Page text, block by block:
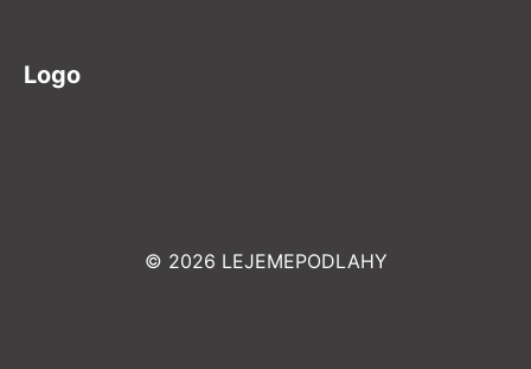
Logo
© 2026 LEJEMEPODLAHY